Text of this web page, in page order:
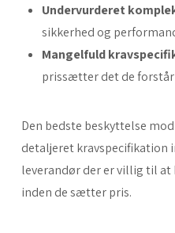
Undervurderet
sikkerhed og
Mangelfuld
prissætter det de
Den bedste beskyttelse
detaljeret kravspecifikation
leverandør der er villig til at
inden de sætter pris.